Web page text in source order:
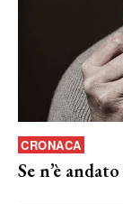
CRONACA
Se n’è